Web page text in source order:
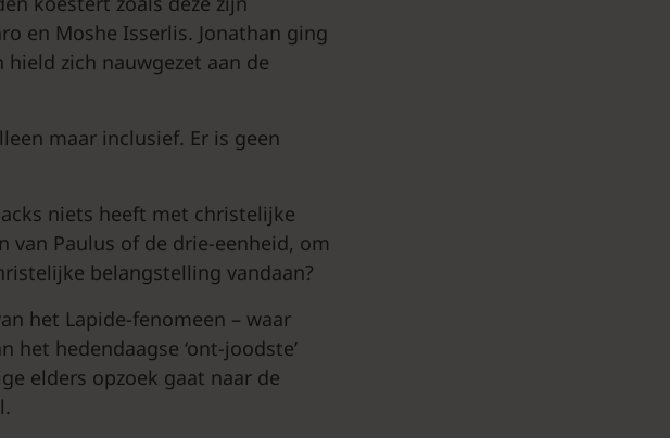
en Moshe Isserlis. Jonathan ging
hield zich nauwgezet aan de
maar inclusief. Er is geen
niets heeft met christelijke
van Paulus of de drie-eenheid, om
belangstelling vandaan?
het Lapide-fenomeen – waar
het hedendaagse ‘ont-joodste’
elders opzoek gaat naar de